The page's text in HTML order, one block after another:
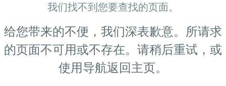
我们找不到您要查找的页面。
给您带来的不便，我们深表歉意。所请求
的页面不可用或不存在。请稍后重试，或
使用导航返回主页。